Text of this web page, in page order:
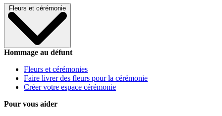
Fleurs et cérémonie
Hommage au défunt
Fleurs et cérémonies
Faire livrer des fleurs pour la cérémonie
Créer votre espace cérémonie
Pour vous aider